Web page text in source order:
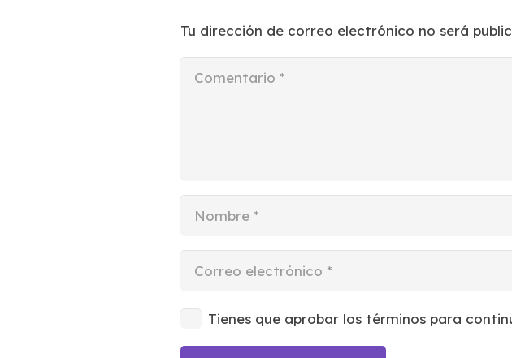
Tu dirección de correo electrónico no será
Tienes que aprobar los términos para